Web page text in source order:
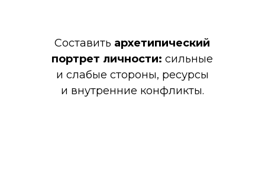
Составить архетипический
портрет личности: сильные
и слабые стороны, ресурсы
и внутренние конфликты.